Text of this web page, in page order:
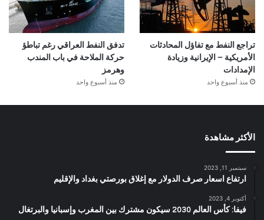
تراجع النفط مع تفاؤل المحادثات
الأمريكية – الإيرانية وزيادة
الإمدادات
منذ أسبوع واحد
تدفق النفط العراقي رغم تباطؤ
حركة الملاحة في باب المندب
وهرمز
منذ أسبوع واحد
الأكثر مشاهدة
سبتمبر 11, 2023
ارتفاع اسعار صرف الدولار مع إغلاق بورصتي بغداد والإقليم
أكتوبر 4, 2023
فيفا: كأس العالم 2030 سيكون مشترك بين المغرب وإسبانيا والبرتغال